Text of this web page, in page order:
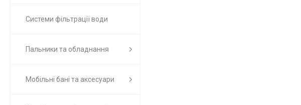
Системи фільтрації води
Пальники та обладнання
Мобільні бані та аксесуари